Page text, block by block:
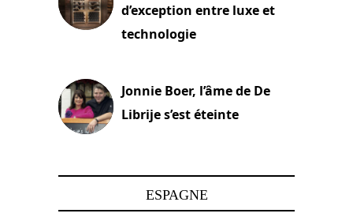
d’exception entre luxe et
technologie
Jonnie Boer, l’âme de De
Librije s’est éteinte
ESPAGNE